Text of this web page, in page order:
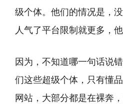
级个体。他们的情况是，
人气了平台限制就更多，他
因为，不知道哪一句话说
们这些超级个体，只有懂
网站，大部分都是在裸奔